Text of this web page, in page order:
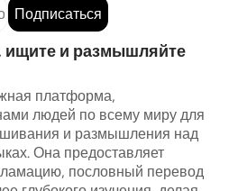
Подписаться
ищите и размышляйте
платформа,
людей по всему миру для
и размышления над
Она предоставляет
пословный перевод